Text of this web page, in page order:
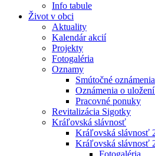
Info tabule
Život v obci
Aktuality
Kalendár akcií
Projekty
Fotogaléria
Oznamy
Smútočné oznámenia
Oznámenia o
Pracovné ponuky
Revitalizácia Sigotky
Kráľovská slávnosť
Kráľovská slávnosť
Kráľovská slávnosť